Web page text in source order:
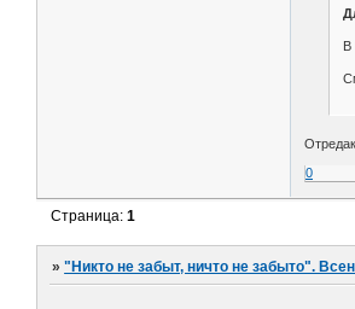
В
0
Страница:1
»"Никто не забыт, ничто не забыто".